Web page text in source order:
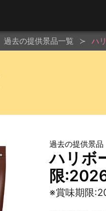
過去の提供景品一覧 ハ
過去の提供景品
ハリボ
限
※賞味期限